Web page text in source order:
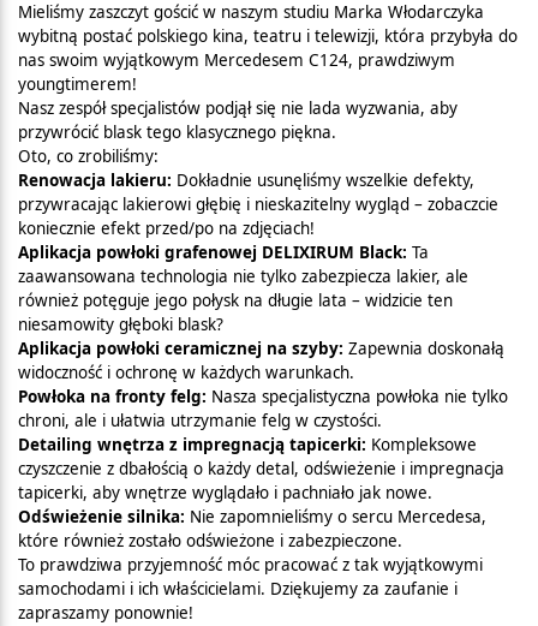
Mieliśmy zaszczyt gościć w naszym studiu Marka Włodarczyka
wybitną postać polskiego kina, teatru i telewizji, która przybyła do
nas swoim wyjątkowym Mercedesem C124, prawdziwym
youngtimerem!
Nasz zespół specjalistów podjął się nie lada wyzwania, aby
przywrócić blask tego klasycznego piękna.
Oto, co zrobiliśmy:
Renowacja lakieru: Dokładnie usunęliśmy wszelkie defekty,
przywracając lakierowi głębię i nieskazitelny wygląd – zobaczcie
koniecznie efekt przed/po na zdjęciach!
Aplikacja powłoki grafenowej DELIXIRUM Black: Ta
zaawansowana technologia nie tylko zabezpiecza lakier, ale
również potęguje jego połysk na długie lata – widzicie ten
niesamowity głęboki blask?
Aplikacja powłoki ceramicznej na szyby: Zapewnia doskonałą
widoczność i ochronę w każdych warunkach.
Powłoka na fronty felg: Nasza specjalistyczna powłoka nie tylko
chroni, ale i ułatwia utrzymanie felg w czystości.
Detailing wnętrza z impregnacją tapicerki: Kompleksowe
czyszczenie z dbałością o każdy detal, odświeżenie i impregnacja
tapicerki, aby wnętrze wyglądało i pachniało jak nowe.
Odświeżenie silnika: Nie zapomnieliśmy o sercu Mercedesa,
które również zostało odświeżone i zabezpieczone.
To prawdziwa przyjemność móc pracować z tak wyjątkowymi
samochodami i ich właścicielami. Dziękujemy za zaufanie i
zapraszamy ponownie!